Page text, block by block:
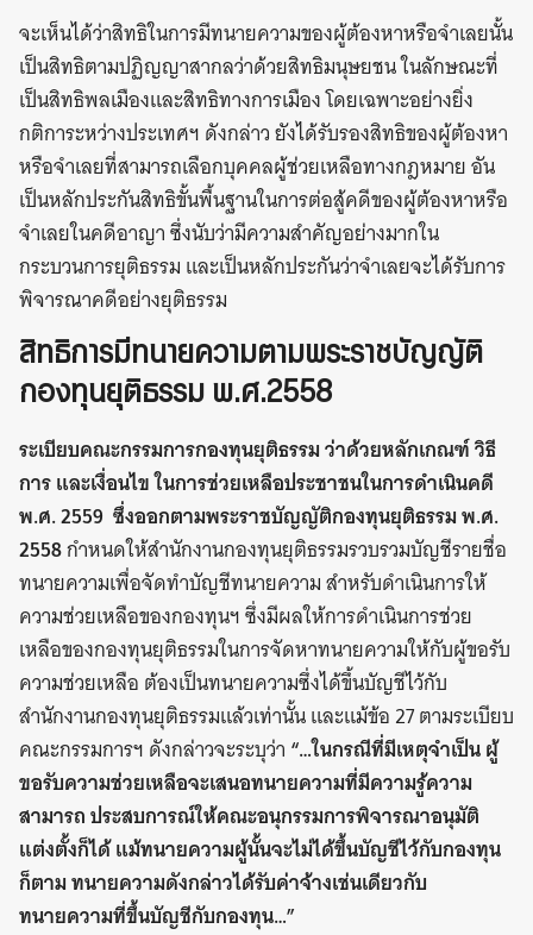
จะเห็นได้ว่าสิทธิในการมีทนายความของผู้ต้องหาหรือจำเลยนั้น
เป็นสิทธิตามปฏิญญาสากลว่าด้วยสิทธิมนุษยชน ในลักษณะที่
เป็นสิทธิพลเมืองและสิทธิทางการเมือง โดยเฉพาะอย่างยิ่ง
กติการะหว่างประเทศฯ ดังกล่าว ยังได้รับรองสิทธิของผู้ต้องหา
หรือจำเลยที่สามารถเลือกบุคคลผู้ช่วยเหลือทางกฎหมาย อัน
เป็นหลักประกันสิทธิขั้นพื้นฐานในการต่อสู้คดีของผู้ต้องหาหรือ
จำเลยในคดีอาญา ซึ่งนับว่ามีความสำคัญอย่างมากใน
กระบวนการยุติธรรม และเป็นหลักประกันว่าจำเลยจะได้รับการ
พิจารณาคดีอย่างยุติธรรม
สิทธิการมีทนายความตามพระราชบัญญัติ
กองทุนยุติธรรม พ.ศ.2558
ระเบียบคณะกรรมการกองทุนยุติธรรม ว่าด้วยหลักเกณฑ์ วิธี
การ และเงื่อนไข ในการช่วยเหลือประชาชนในการดำเนินคดี
พ.ศ. 2559 ซึ่งออกตามพระราชบัญญัติกองทุนยุติธรรม พ.ศ.
2558กำหนดให้สำนักงานกองทุนยุติธรรมรวบรวมบัญชีรายชื่อ
ทนายความเพื่อจัดทำบัญชีทนายความ สำหรับดำเนินการให้
ความช่วยเหลือของกองทุนฯ ซึ่งมีผลให้การดำเนินการช่วย
เหลือของกองทุนยุติธรรมในการจัดหาทนายความให้กับผู้ขอรับ
ความช่วยเหลือ ต้องเป็นทนายความซึ่งได้ขึ้นบัญชีไว้กับ
สำนักงานกองทุนยุติธรรมแล้วเท่านั้น และแม้ข้อ 27 ตามระเบียบ
คณะกรรมการฯ ดังกล่าวจะระบุว่า “…ในกรณีที่มีเหตุจำเป็น ผู้
ขอรับความช่วยเหลือจะเสนอทนายความที่มีความรู้ความ
สามารถ ประสบการณ์ให้คณะอนุกรรมการพิจารณาอนุมัติ
แต่งตั้งก็ได้ แม้ทนายความผู้นั้นจะไม่ได้ขึ้นบัญชีไว้กับกองทุน
ก็ตาม ทนายความดังกล่าวได้รับค่าจ้างเช่นเดียวกับ
ทนายความที่ขึ้นบัญชีกับกองทุน…”